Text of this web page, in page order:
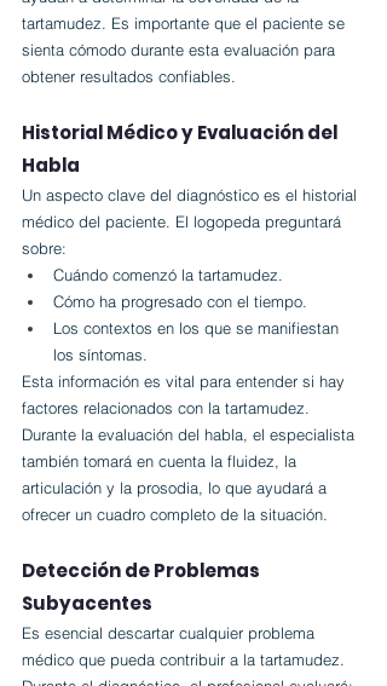
tartamudez. Es importante que el paciente se
sienta cómodo durante esta evaluación para
obtener resultados confiables.
Historial Médico y Evaluación del
Habla
Un aspecto clave del diagnóstico es el historial
médico del paciente. El logopeda preguntará
sobre:
Cuándo comenzó la tartamudez.
Cómo ha progresado con el tiempo.
Los contextos en los que se manifiestan
los síntomas.
Esta información es vital para entender si hay
factores relacionados con la tartamudez.
Durante la evaluación del habla, el especialista
también tomará en cuenta la fluidez, la
articulación y la prosodia, lo que ayudará a
ofrecer un cuadro completo de la situación.
Detección de Problemas
Subyacentes
Es esencial descartar cualquier problema
médico que pueda contribuir a la tartamudez.